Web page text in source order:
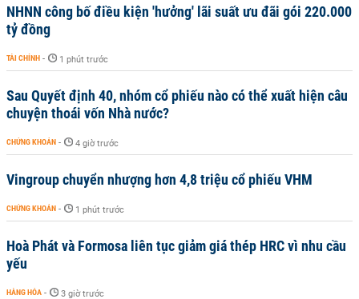
NHNN công bố điều kiện 'hưởng' lãi suất ưu đãi gói 220.000
tỷ đồng
TÀI CHÍNH - 1 phút trước
Sau Quyết định 40, nhóm cổ phiếu nào có thể xuất hiện câu
chuyện thoái vốn Nhà nước?
CHỨNG KHOÁN - 4 giờ trước
Vingroup chuyển nhượng hơn 4,8 triệu cổ phiếu VHM
CHỨNG KHOÁN - 1 phút trước
Hoà Phát và Formosa liên tục giảm giá thép HRC vì nhu cầu
yếu
HÀNG HÓA - 3 giờ trước